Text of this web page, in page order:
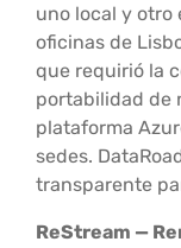
uno local y otro
oficinas de
que requirió la
portabilidad de
plataforma
sedes.
transparente
ReStream —